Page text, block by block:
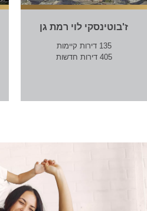
ז'בוטינסקי לוי רמת גן
135 דירות קיימות
405 דירות חדשות